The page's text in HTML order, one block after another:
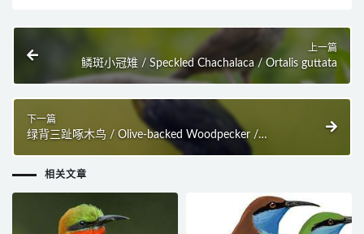
上一篇
鳞斑小冠雉 / Speckled Chachalaca / Ortalis guttata
下一篇
绿背三趾啄木鸟 / Olive-backed Woodpecker /
相关文章